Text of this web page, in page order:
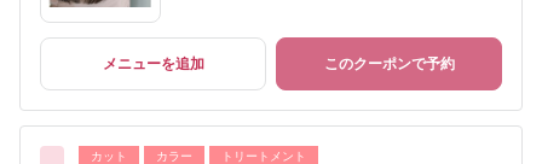
メニューを追加 このクーポンで予約
カット カラー トリートメント